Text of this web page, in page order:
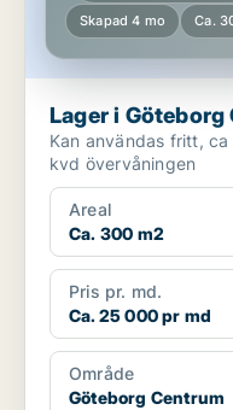
Skapad 4 mo Ca.
Lager i Göteborg
Kan användas fritt,
kvd övervåningen
Areal
Ca. 300 m2
Pris pr. md.
Ca. 25 000 pr md
Område
Göteborg Centrum